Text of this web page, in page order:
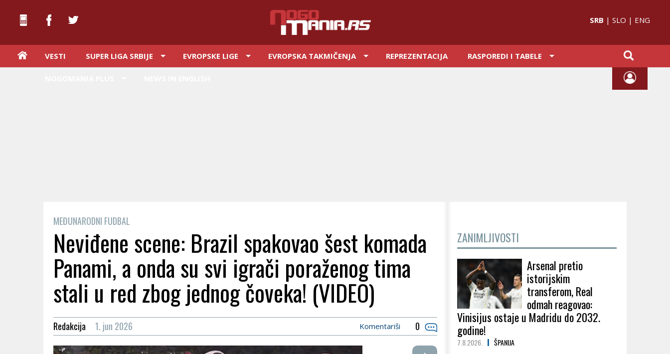
SRB | SLO | ENG
VESTI SUPER LIGA SRBIJE EVROPSKE LIGE EVROPSKA TAKMIČENJA REPREZENTACIJA RASPOREDI I TABELE
MEĐUNARODNI FUDBAL
Neviđene scene: Brazil spakovao šest komada
Panami, a onda su svi igrači poraženog tima
stali u red zbog jednog čoveka! (VIDEO)
Redakcija 1. jun 2026 0
Komentariši
ZANIMLJIVOSTI
Arsenal pretio
istorijskim
transferom, Real
odmah reagovao:
Vinisijus ostaje u Madridu do 2032.
godine!
7.8.2026. ŠPANIJA